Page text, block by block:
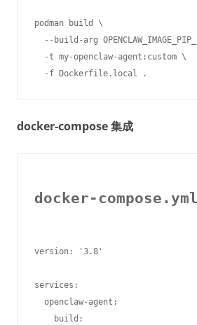
podman build \
--build-arg
  -t my-openclaw-agent:custom \
docker-compose 集成
docker-compose.yml
version: '3.8'
services:
  openclaw-agent:
    build: